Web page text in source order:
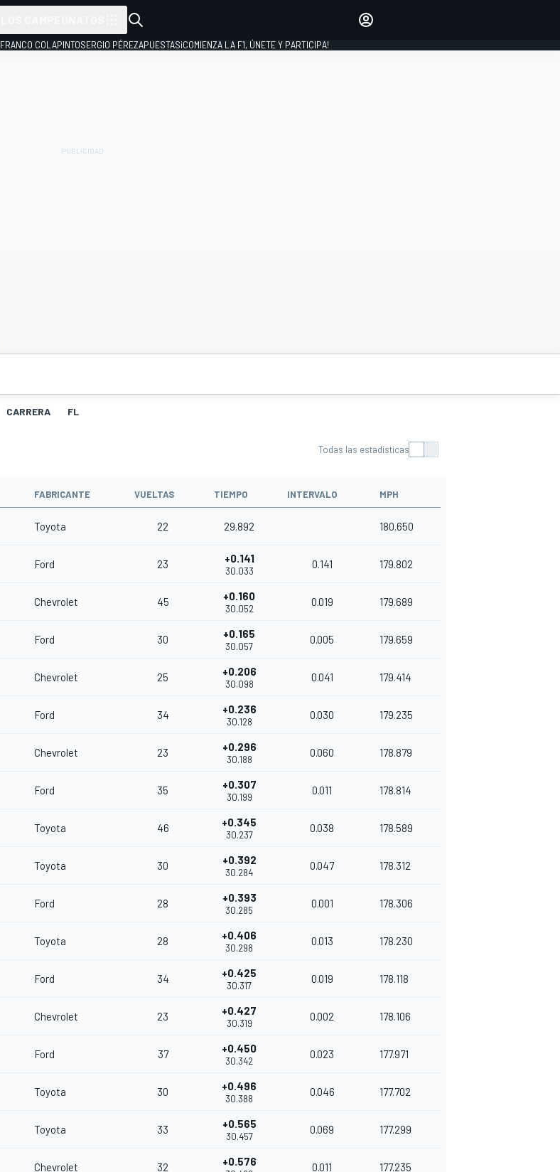
INICIAR SESIÓN
FRANCO COLAPINTOSERGIO PÉREZAPUESTAS¡COMIENZA LA F1, ÚNETE Y PARTICIPA!
CARRERA FL
Todas las estadísticas
FABRICANTE VUELTAS TIEMPO INTERVALO MPH
Toyota 22 29.892 180.650
Ford 23 +0.141
30.033
0.141 179.802
Chevrolet 45 +0.160
30.052
0.019 179.689
Ford 30 +0.165
30.057
0.005 179.659
Chevrolet 25 +0.206
30.098
0.041 179.414
Ford 34 +0.236
30.128
0.030 179.235
Chevrolet 23 +0.296
30.188
0.060 178.879
Ford 35 +0.307
30.199
0.011 178.814
Toyota 46 +0.345
30.237
0.038 178.589
Toyota 30 +0.392
30.284
0.047 178.312
Ford 28 +0.393
30.285
0.001 178.306
Toyota 28 +0.406
30.298
0.013 178.230
Ford 34 +0.425
30.317
0.019 178.118
Chevrolet 23 +0.427
30.319
0.002 178.106
Ford 37 +0.450
30.342
0.023 177.971
Toyota 30 +0.496
30.388
0.046 177.702
Toyota 33 +0.565
30.457
0.069 177.299
Chevrolet 32 +0.576 0.011 177.235